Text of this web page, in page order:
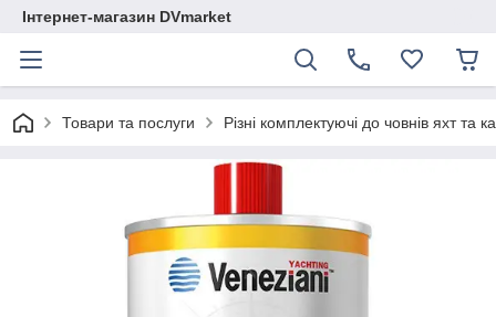
Інтернет-магазин DVmarket
Товари та послуги Різні комплектуючі до човнів яхт та